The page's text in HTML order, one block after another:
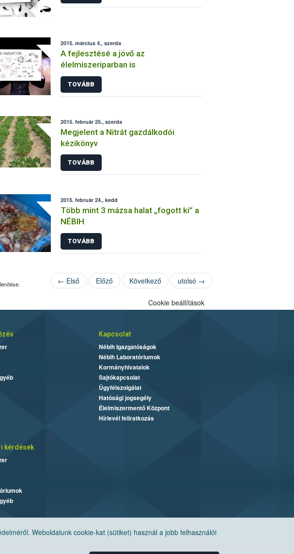
2015. március 4., szerda
A fejlesztésé a jövő az
élelmiszeriparban is
TOVÁBB
2015. február 25., szerda
Megjelent a Nitrát gazdálkodói
kézikönyv
TOVÁBB
2015. február 24., kedd
Több mint 3 mázsa halat „fogott ki” a
NÉBIH
TOVÁBB
← Első Előző Következő utolsó →
Weboldalunk cookie-kat (sütiket) használ a jobb felhasználói
Cookie beállítások
Kapcsolat
Nébih Igazgatóságok
Nébih Laboratóriumok
Kormányhivatalok
Sajtókapcsolat
Ügyfélszolgálat
Hatósági jogsegély
Élelmiszermentő Központ
Hírlevél feliratkozás
kérdések